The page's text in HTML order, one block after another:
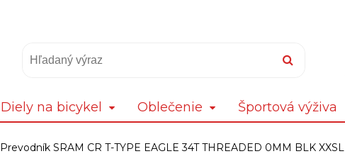
Diely na bicykel Oblečenie Športová výživa
Prevodník SRAM CR T-TYPE EAGLE 34T THREADED 0MM BLK XXSL